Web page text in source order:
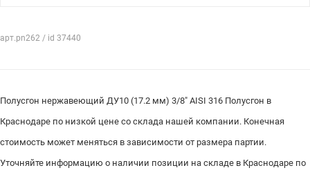
арт.pn262 / id 37440
Полусгон нержавеющий ДУ10 (17.2 мм) 3/8" AISI 316 Полусгон в
Краснодаре по низкой цене со склада нашей компании. Конечная
стоимость может меняться в зависимости от размера партии.
Уточняйте информацию о наличии позиции на складе в Краснодаре по